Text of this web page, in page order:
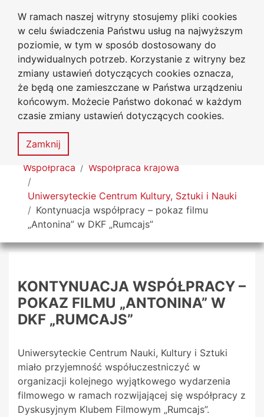
W ramach naszej witryny stosujemy pliki cookies
w celu świadczenia Państwu usług na najwyższym
poziomie, w tym w sposób dostosowany do
indywidualnych potrzeb. Korzystanie z witryny bez
zmiany ustawień dotyczących cookies oznacza,
że będą one zamieszczane w Państwa urządzeniu
końcowym. Możecie Państwo dokonać w każdym
czasie zmiany ustawień dotyczących cookies.
Zamknij
Przejdź do głównego menu
Przejdź do treści
Przejdź do wyszukiwarki
Przejdź do mapy serwisu
Uniwersytet
Jana Długosza w Częstochowie
Mapa
serwisu
MENU
Tutaj jesteś
Współpraca Współpraca krajowa
Uniwersyteckie Centrum Kultury, Sztuki i Nauki
Kontynuacja współpracy – pokaz filmu
„Antonina” w DKF „Rumcajs”
KONTYNUACJA WSPÓŁPRACY –
POKAZ FILMU „ANTONINA” W
DKF „RUMCAJS”
Uniwersyteckie Centrum Nauki, Kultury i Sztuki
miało przyjemność współuczestniczyć w
organizacji kolejnego wyjątkowego wydarzenia
filmowego w ramach rozwijającej się współpracy z
Dyskusyjnym Klubem Filmowym „Rumcajs”.